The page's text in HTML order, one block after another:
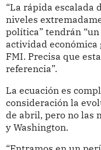
“La rápida escalada
niveles
política” tendrán
actividad económica
FMI. Precisa que
referencia”.
La ecuación es
consideración la
de abril, pero no las
y Washington.